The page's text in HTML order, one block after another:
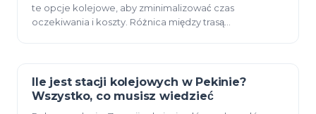
te opcje kolejowe, aby zminimalizować czas
oczekiwania i koszty. Różnica między trasą
23 grudnia 2025
Ile jest stacji kolejowych w Pekinie?
Wszystko, co musisz wiedzieć